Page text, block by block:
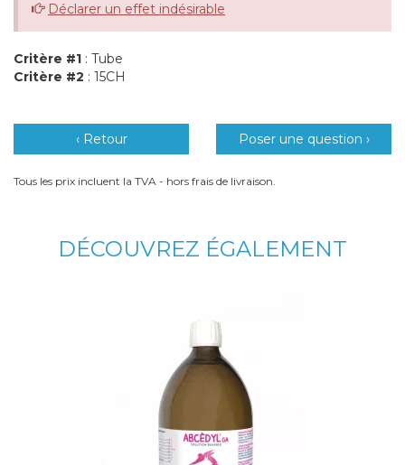
Déclarer un effet indésirable
Critère #1 : Tube
Critère #2 : 15CH
‹ Retour Poser une question ›
Tous les prix incluent la TVA - hors frais de livraison.
DÉCOUVREZ ÉGALEMENT